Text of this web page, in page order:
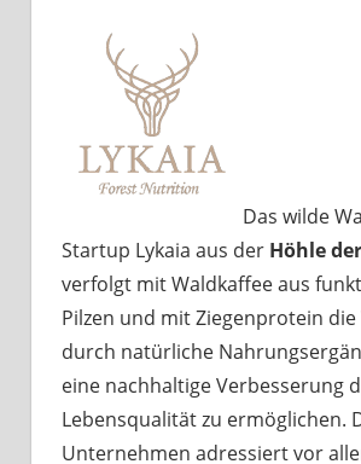
Das wilde
Startup Lykaia aus der Höhle
verfolgt mit Waldkaffee aus
Pilzen und mit Ziegenprotein die
durch natürliche
eine nachhaltige Verbesserung
Lebensqualität zu ermöglichen.
Unternehmen adressiert vor